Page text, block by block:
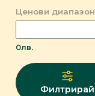
Ценови диапазон
0лв.
Филтрирай